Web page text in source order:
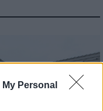
Personal